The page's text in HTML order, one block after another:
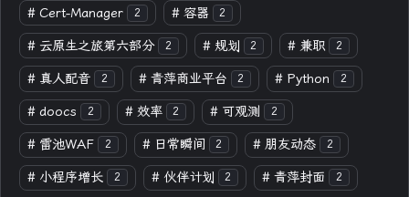
# Cert-Manager 2 # 容器 2
# 云原生之旅第六部分 2 # 规划 2 # 兼职 2
# 真人配音 2 # 青萍商业平台 2 # Python 2
# doocs 2 # 效率 2 # 可观测 2
# 雷池WAF 2 # 日常瞬间 2 # 朋友动态 2
# 小程序增长 2 # 伙伴计划 2 # 青萍封面 2